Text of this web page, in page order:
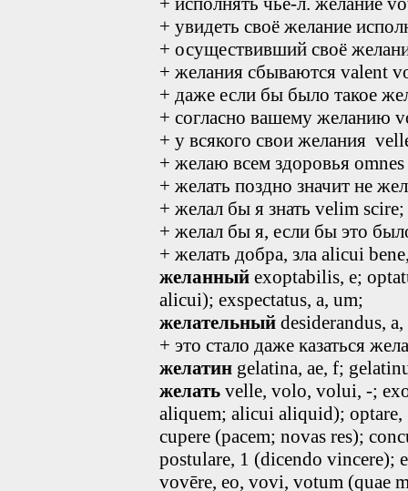
+ увидеть своё желание
+ осуществивший своё
+ желания сбываются valent
+ даже если бы было такое
+ согласно вашему желанию
+ у всякого свои желания
+ желаю всем здоровья
+ желать поздно значит не
+ желал бы я знать velim scire;
+ желал бы я, если бы это
+ желать добра, зла alicui
желанный exoptabilis, e;
alicui); exspectatus, a, um;
желательный desiderandus,
+ это стало даже казаться
желатин gelatina, ae, f;
желать velle, volo, volui, -;
aliquem; alicui aliquid);
cupere (pacem; novas res);
postulare, 1 (dicendo vincere);
vovēre, eo, vovi, votum (quae